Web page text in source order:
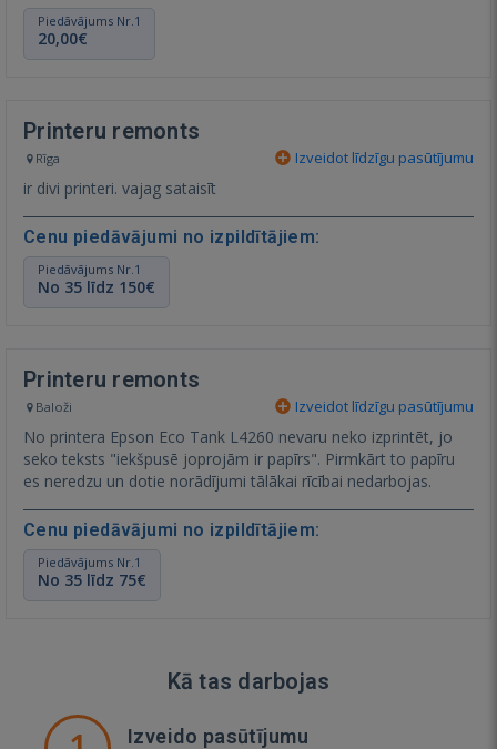
Piedāvājums Nr.1
20,00€
Printeru remonts
Rīga Izveidot līdzīgu pasūtījumu
ir divi printeri. vajag sataisīt
Cenu piedāvājumi no izpildītājiem:
Piedāvājums Nr.1
No 35 līdz 150€
Printeru remonts
Baloži Izveidot līdzīgu pasūtījumu
No printera Epson Eco Tank L4260 nevaru neko izprintēt, jo
seko teksts "iekšpusē joprojām ir papīrs". Pirmkārt to papīru
es neredzu un dotie norādījumi tālākai rīcībai nedarbojas.
Cenu piedāvājumi no izpildītājiem:
Piedāvājums Nr.1
No 35 līdz 75€
Kā tas darbojas
Izveido pasūtījumu